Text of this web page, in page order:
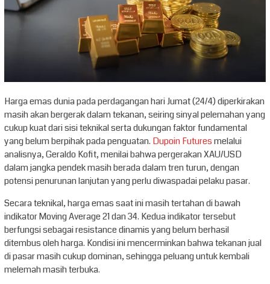
Harga emas dunia pada perdagangan hari Jumat (24/4) diperkirakan
masih akan bergerak dalam tekanan, seiring sinyal pelemahan yang
cukup kuat dari sisi teknikal serta dukungan faktor fundamental
yang belum berpihak pada penguatan. Dupoin Futuresmelalui
analisnya, Geraldo Kofit, menilai bahwa pergerakan XAU/USD
dalam jangka pendek masih berada dalam tren turun, dengan
potensi penurunan lanjutan yang perlu diwaspadai pelaku pasar.
Secara teknikal, harga emas saat ini masih tertahan di bawah
indikator Moving Average 21 dan 34. Kedua indikator tersebut
berfungsi sebagai resistance dinamis yang belum berhasil
ditembus oleh harga. Kondisi ini mencerminkan bahwa tekanan jual
di pasar masih cukup dominan, sehingga peluang untuk kembali
melemah masih terbuka.